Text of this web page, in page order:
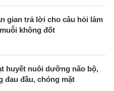
gian trả lời cho câu hỏi làm
không đốt
huyết nuôi dưỡng não bộ,
đau đầu, chóng mặt